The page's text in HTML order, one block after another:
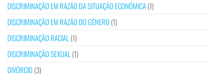
DISCRIMINAÇÃO EM RAZÃO DA SITUAÇÃO ECONÓMICA(1)
DISCRIMINAÇÃO EM RAZÃO DO GÉNERO (1)
DISCRIMINAÇÃO RACIAL (1)
DISCRIMINAÇÃO SEXUAL (1)
DIVÓRCIO (3)